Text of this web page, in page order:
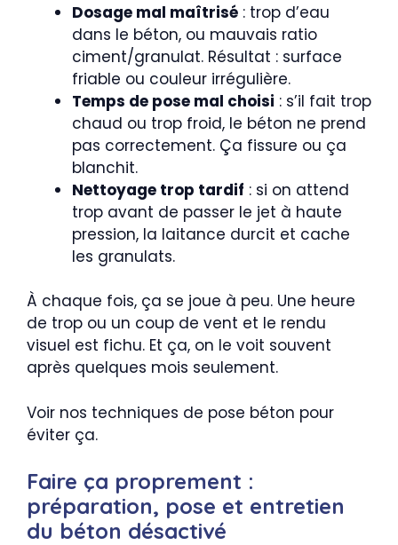
Dosage mal maîtrisé : trop d’eau
dans le béton, ou mauvais ratio
ciment/granulat. Résultat : surface
friable ou couleur irrégulière.
Temps de pose mal choisi : s’il fait trop
chaud ou trop froid, le béton ne prend
pas correctement. Ça fissure ou ça
blanchit.
Nettoyage trop tardif : si on attend
trop avant de passer le jet à haute
pression, la laitance durcit et cache
les granulats.
À chaque fois, ça se joue à peu. Une heure
de trop ou un coup de vent et le rendu
visuel est fichu. Et ça, on le voit souvent
après quelques mois seulement.
Voir nos techniques de pose béton pour
éviter ça.
Faire ça proprement :
préparation, pose et entretien
du béton désactivé